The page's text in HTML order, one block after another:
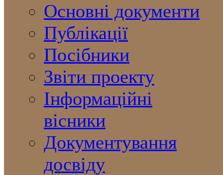
Основні документи
Публікації
Посібники
Звіти проекту
Інформаційні
вісники
Документування
досвіду